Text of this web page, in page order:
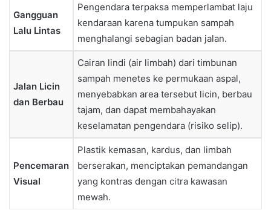
Gangguan
Lalu Lintas
Pengendara terpaksa memperlambat laju
kendaraan karena tumpukan sampah
menghalangi sebagian badan jalan.
Jalan Licin
dan Berbau
Cairan lindi (air limbah) dari timbunan
sampah menetes ke permukaan aspal,
menyebabkan area tersebut licin, berbau
tajam, dan dapat membahayakan
keselamatan pengendara (risiko selip).
Pencemaran
Visual
Plastik kemasan, kardus, dan limbah
berserakan, menciptakan pemandangan
yang kontras dengan citra kawasan
mewah.